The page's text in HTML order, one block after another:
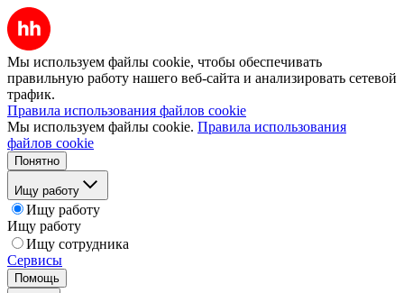
Мы используем файлы cookie, чтобы обеспечивать
правильную работу нашего веб-сайта и анализировать сетевой
трафик.
Правила использования файлов cookie
Мы используем файлы cookie. Правила использования
файлов cookie
Понятно
Ищу работу
Ищу работу
Ищу работу
Ищу сотрудника
Сервисы
Помощь